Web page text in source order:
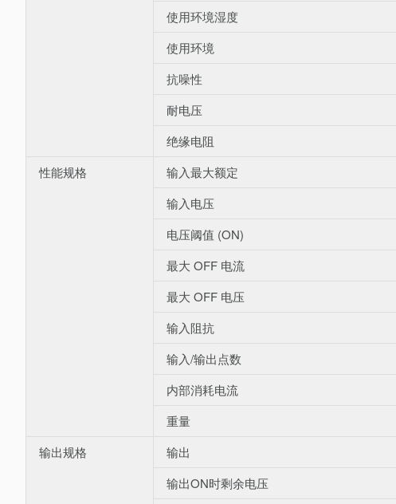
使用环境湿度
使用环境
抗噪性
耐电压
绝缘电阻
性能规格
输入最大额定
输入电压
电压阈值 (ON)
最大 OFF 电流
最大 OFF 电压
输入阻抗
输入/输出点数
内部消耗电流
重量
输出规格
输出
输出ON时剩余电压